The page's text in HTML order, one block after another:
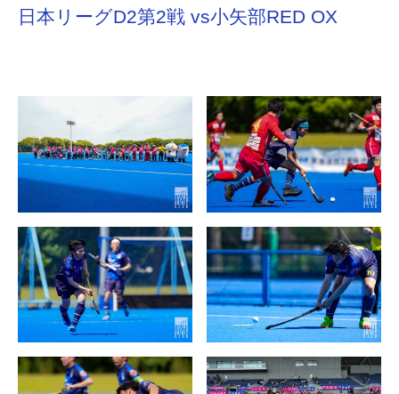
日本リーグD2第2戦 vs小矢部RED OX